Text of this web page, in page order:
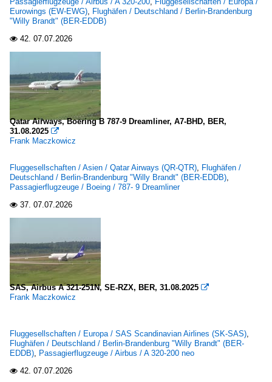
Eurowings (EW-EWG), Flughäfen / Deutschland / Berlin-Brandenburg
"Willy Brandt" (BER-EDDB)
 42. 07.07.2026
Qatar Airways, Boering B 787-9 Dreamliner, A7-BHD, BER,
31.08.2025 
Frank Maczkowicz
Fluggesellschaften / Asien / Qatar Airways (QR-QTR), Flughäfen /
Deutschland / Berlin-Brandenburg "Willy Brandt" (BER-EDDB),
Passagierflugzeuge / Boeing / 787- 9 Dreamliner
 37. 07.07.2026
SAS, Airbus A 321-251N, SE-RZX, BER, 31.08.2025 
Frank Maczkowicz
Fluggesellschaften / Europa / SAS Scandinavian Airlines (SK-SAS),
Flughäfen / Deutschland / Berlin-Brandenburg "Willy Brandt" (BER-
EDDB), Passagierflugzeuge / Airbus / A 320-200 neo
 42. 07.07.2026